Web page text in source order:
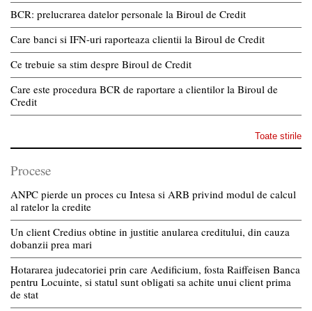
BCR: prelucrarea datelor personale la Biroul de Credit
Care banci si IFN-uri raporteaza clientii la Biroul de Credit
Ce trebuie sa stim despre Biroul de Credit
Care este procedura BCR de raportare a clientilor la Biroul de
Credit
Toate stirile
Procese
ANPC pierde un proces cu Intesa si ARB privind modul de calcul
al ratelor la credite
Un client Credius obtine in justitie anularea creditului, din cauza
dobanzii prea mari
Hotararea judecatoriei prin care Aedificium, fosta Raiffeisen Banca
pentru Locuinte, si statul sunt obligati sa achite unui client prima
de stat